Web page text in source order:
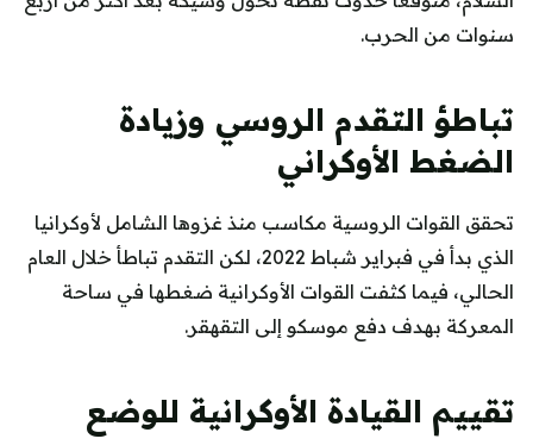
سنوات من الحرب.
تباطؤ التقدم الروسي وزيادة
الضغط الأوكراني
تحقق القوات الروسية مكاسب منذ غزوها الشامل لأوكرانيا
الذي بدأ في فبراير شباط 2022، لكن التقدم تباطأ خلال العام
الحالي، فيما كثفت القوات الأوكرانية ضغطها في ساحة
المعركة بهدف دفع موسكو إلى التقهقر.
تقييم القيادة الأوكرانية للوضع